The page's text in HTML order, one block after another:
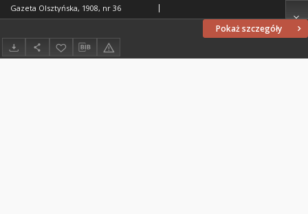
Pokaż szczegóły
Gazeta Olsztyńska, 1908, nr 36